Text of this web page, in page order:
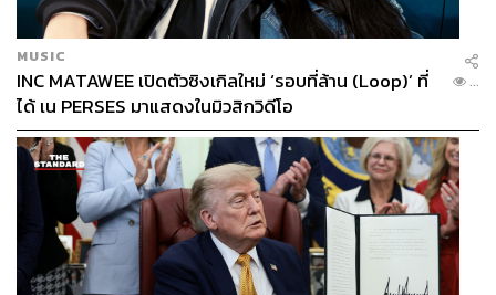
MUSIC
INC MATAWEE เปิดตัวซิงเกิลใหม่ ‘รอบที่ล้าน (Loop)’ ที่
ได้ เน PERSES มาแสดงในมิวสิกวิดีโอ
...